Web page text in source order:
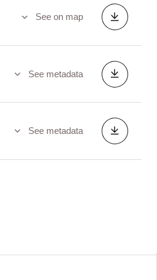
See on map
See metadata
See metadata